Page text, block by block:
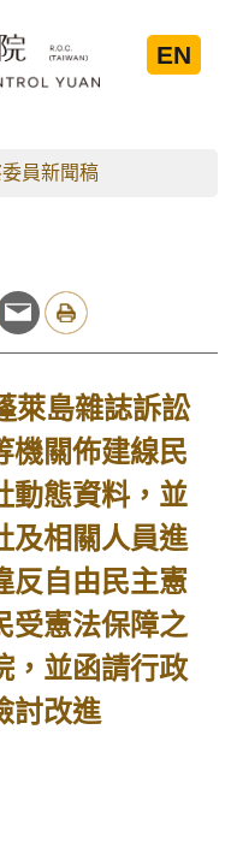
EN
員新聞稿
萊島雜誌訴訟
機關佈建線民
動態資料，並
及相關人員進
反自由民主憲
受憲法保障之
，並函請行政
討改進